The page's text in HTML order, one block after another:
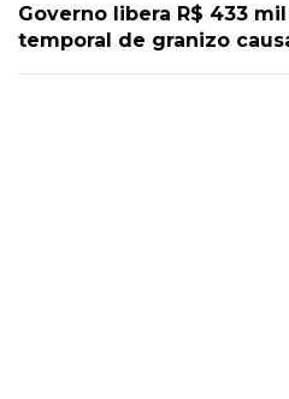
Governo libera R$ 433
temporal de granizo